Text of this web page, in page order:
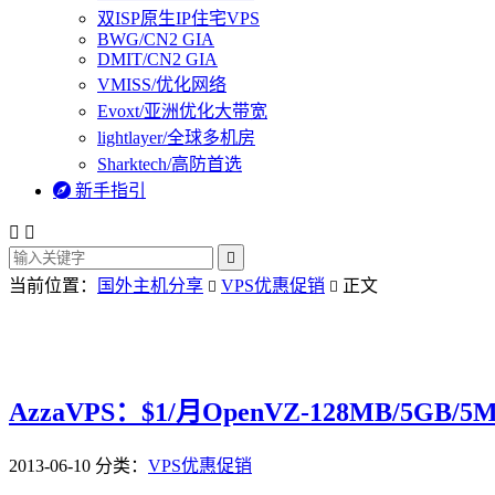
双ISP原生IP住宅VPS
BWG/CN2 GIA
DMIT/CN2 GIA
VMISS/优化网络
Evoxt/亚洲优化大带宽
lightlayer/全球多机房
Sharktech/高防首选
 新手指引
 

当前位置： 国外主机分享  VPS优惠促销  正文
AzzaVPS：$1/月OpenVZ-128MB/5GB/
2013-06-10 分类： VPS优惠促销